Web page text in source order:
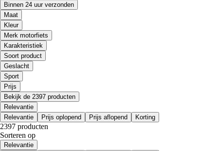
Binnen 24 uur verzonden
Maat
Kleur
Merk motorfiets
Karakteristiek
Soort product
Geslacht
Sport
Prijs
Bekijk de 2397 producten
Relevantie
Relevantie
Prijs oplopend Prijs aflopend Korting
2397 producten
Sorteren op
Relevantie